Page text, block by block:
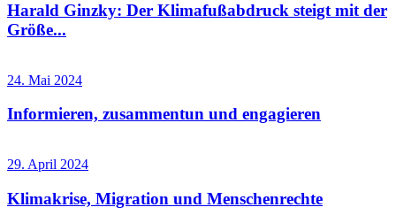
Harald Ginzky: Der Klimafußabdruck steigt mit der
Größe...
24. Mai 2024
Informieren, zusammentun und engagieren
29. April 2024
Klimakrise, Migration und Menschenrechte